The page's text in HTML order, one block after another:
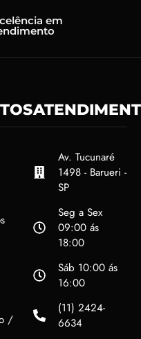
em
/
Av. Tucunaré
1498 - Barueri -
SP
Seg a Sex
09:00 ás
18:00
Sáb 10:00 ás
16:00
(11) 2424-
6634